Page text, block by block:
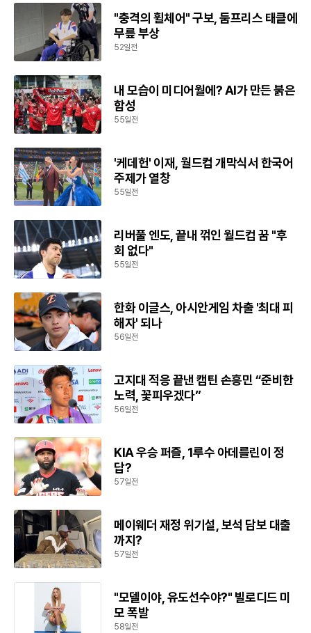
"충격의 휠체어" 구보, 둠프리스 태클에
무릎 부상
52일전
내 모습이 미디어월에? AI가 만든 붉은
함성
55일전
'케데헌' 이재, 월드컵 개막식서 한국어
주제가 열창
55일전
리버풀 엔도, 끝내 꺾인 월드컵 꿈 "후
회 없다"
55일전
한화 이글스, 아시안게임 차출 '최대 피
해자' 되나
56일전
고지대 적응 끝낸 캡틴 손흥민 “준비한
노력, 꽃피우겠다”
56일전
KIA 우승 퍼즐, 1루수 아데를린이 정
답?
57일전
메이웨더 재정 위기설, 보석 담보 대출
까지?
57일전
"모델이야, 유도선수야?" 빌로디드 미
모 폭발
58일전